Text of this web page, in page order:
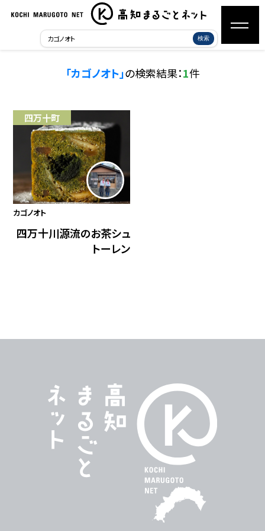
検索
「カゴノオト」の検索結果：1件
四万十町
カゴノオト
四万十川源流のお茶シュ
トーレン